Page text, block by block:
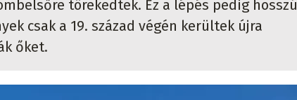
törekedtek. Ez a lépés pedig hosszú
csak a 19. század végén kerültek újra
őket.